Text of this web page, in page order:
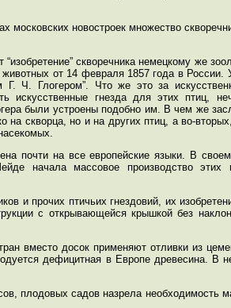
московских новостроек множество
скворечника немецкому же
от 14 февраля 1857 года в России.
Ч. Глогером”. Что же это за
искусственные гнезда для этих птиц,
были устроены подобно им. В чем же
скворца, но и на других птиц, а во-
почти на все европейские языки. В своем
начала массовое производство этих
и прочих птичьих гнездовий, их
с открывающейся крышкой без
вместо досок применяют отливки из
дефицитная в Европе древесина. В
плодовых садов назрела необходимость